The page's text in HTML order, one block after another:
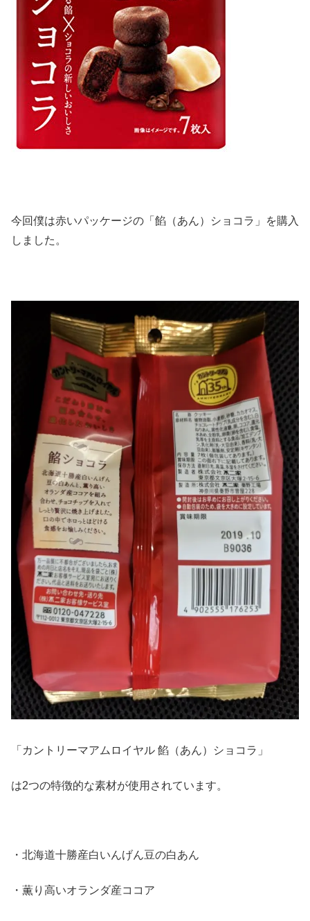
今回僕は赤いパッケージの「餡（あん）ショコラ」を購入
しました。
「カントリーマアムロイヤル 餡（あん）ショコラ」
は2つの特徴的な素材が使用されています。
・北海道十勝産白いんげん豆の白あん
・薫り高いオランダ産ココア